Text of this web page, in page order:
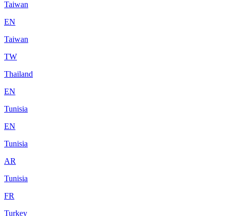
Taiwan
EN
Taiwan
TW
Thailand
EN
Tunisia
EN
Tunisia
AR
Tunisia
FR
Turkey